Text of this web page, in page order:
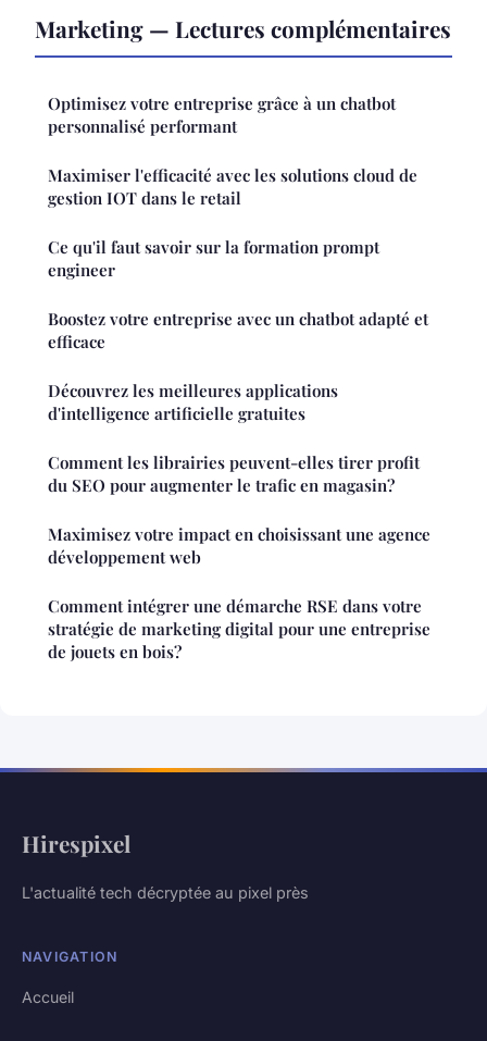
Marketing — Lectures complémentaires
Optimisez votre entreprise grâce à un chatbot
personnalisé performant
Maximiser l'efficacité avec les solutions cloud de
gestion IOT dans le retail
Ce qu'il faut savoir sur la formation prompt
engineer
Boostez votre entreprise avec un chatbot adapté et
efficace
Découvrez les meilleures applications
d'intelligence artificielle gratuites
Comment les librairies peuvent-elles tirer profit
du SEO pour augmenter le trafic en magasin?
Maximisez votre impact en choisissant une agence
développement web
Comment intégrer une démarche RSE dans votre
stratégie de marketing digital pour une entreprise
de jouets en bois?
Hirespixel
L'actualité tech décryptée au pixel près
NAVIGATION
Accueil